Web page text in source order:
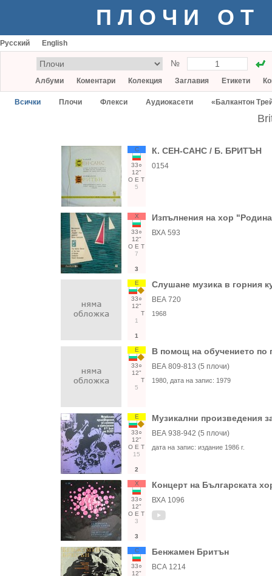
ПЛОЧИ ОТ
Русский English
№
Албуми Коментари Колекция Заглавия Етикети
Всички Плочи Флекси Аудиокасети «Балкантон
С
33○
12"
О Е Т
5
К. СЕН-САНС / Б. БРИТЪН
0154
Х
33○
12"
О Е Т
7
3
Изпълнения на хор
ВХА 593
Е
33○
12"
Т
1
1
Слушане музика в горния
ВЕА 720
1968
Е
33○
12"
Т
5
В помощ на обучението по
ВЕА 809-813 (5 плочи)
1980 , дата на запис: 1979
Е
33○
12"
О Е Т
15
2
Музикални произведения
ВЕА 938-942 (5 плочи)
дата на запис: издание 1986 г.
Х
33○
12"
О Е Т
3
3
Концерт на Българската
ВХА 1096
С
33○
12"
Бенжамен Бритън
ВСА 1214